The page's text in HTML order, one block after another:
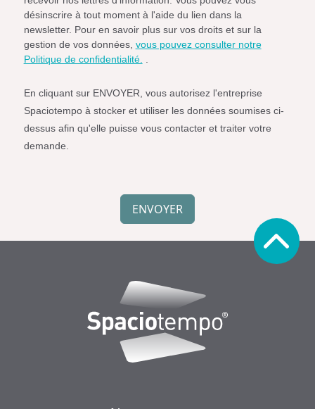
recevoir
la
newsletter
de
désinscrire à tout moment à l'aide du lien dans la
newsletter. Pour en savoir plus sur vos droits et sur la
gestion de vos données, vous pouvez consulter notre
Politique de confidentialité.
En cliquant sur ENVOYER, vous autorisez l'entreprise
Spaciotempo à stocker et utiliser les données soumises ci-
dessus afin qu'elle puisse vous contacter et traiter votre
demande.
ENVOYER